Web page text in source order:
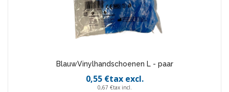
BlauwVinylhandschoenen L - paar
0,55 €tax excl.
0,67 €tax incl.